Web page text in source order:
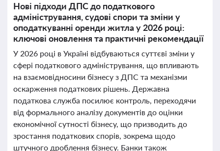
Нові підходи ДПС до податкового
адміністрування, судові спори та зміни у
оподаткуванні оренди житла у 2026 році:
ключові оновлення та практичні рекомендації
У 2026 році в Україні відбуваються суттєві зміни у
сфері податкового адміністрування, що впливають
на взаємовідносини бізнесу з ДПС та механізми
оскарження податкових рішень. Державна
податкова служба посилює контроль, переходячи
від формального аналізу документів до оцінки
економічної сутності бізнесу, що призводить до
зростання податкових спорів, зокрема щодо
штучного дроблення бізнесу. Банки також